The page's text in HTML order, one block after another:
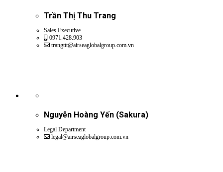
Trần Thị Thu Trang
Sales Executive
0971.428.903
trangttt@airseaglobalgroup.com.vn
Nguyễn Hoàng Yến (Sakura)
Legal Department
legal@airseaglobalgroup.com.vn